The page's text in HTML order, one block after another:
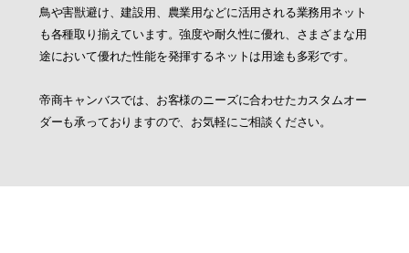
鳥や害獣避け、建設用、農業用などに活用される業務用ネット
も各種取り揃えています。強度や耐久性に優れ、さまざまな用
途において優れた性能を発揮するネットは用途も多彩です。
帝商キャンバスでは、お客様のニーズに合わせたカスタムオー
ダーも承っておりますので、お気軽にご相談ください。